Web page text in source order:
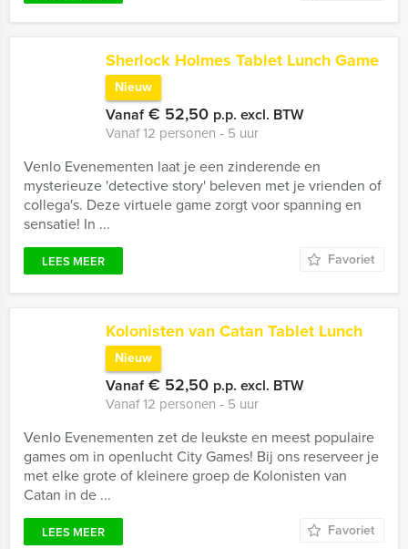
Sherlock Holmes Tablet Lunch Game
Nieuw
Vanaf€ 52,50 p.p. excl. BTW
Vanaf 12 personen ‐ 5 uur
Venlo Evenementen laat je een zinderende en
mysterieuze 'detective story' beleven met je vrienden of
collega's. Deze virtuele game zorgt voor spanning en
sensatie! In ...
LEES MEER Favoriet
Kolonisten van Catan Tablet Lunch
Nieuw
Vanaf€ 52,50 p.p. excl. BTW
Vanaf 12 personen ‐ 5 uur
Venlo Evenementen zet de leukste en meest populaire
games om in openlucht City Games! Bij ons reserveer je
met elke grote of kleinere groep de Kolonisten van
Catan in de ...
LEES MEER Favoriet